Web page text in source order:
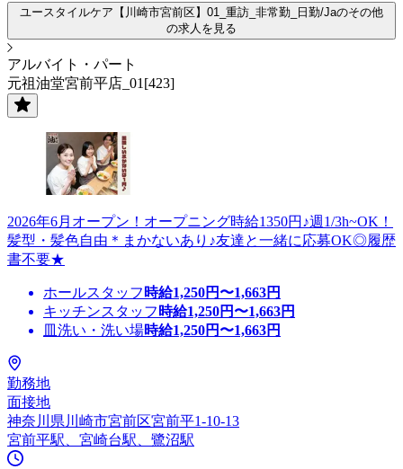
ユースタイルケア【川崎市宮前区】01_重訪_非常勤_日勤/Jaのその他
の求人を見る
アルバイト・パート
元祖油堂宮前平店_01[423]
2026年6月オープン！オープニング時給1350円♪週1/3h~OK！
髪型・髪色自由＊まかないあり♪友達と一緒に応募OK◎履歴
書不要★
ホールスタッフ 時給1,250円〜1,663円
キッチンスタッフ 時給1,250円〜1,663円
皿洗い・洗い場時給1,250円〜1,663円
勤務地
面接地
神奈川県川崎市宮前区宮前平1-10-13
宮前平駅、宮崎台駅、鷺沼駅